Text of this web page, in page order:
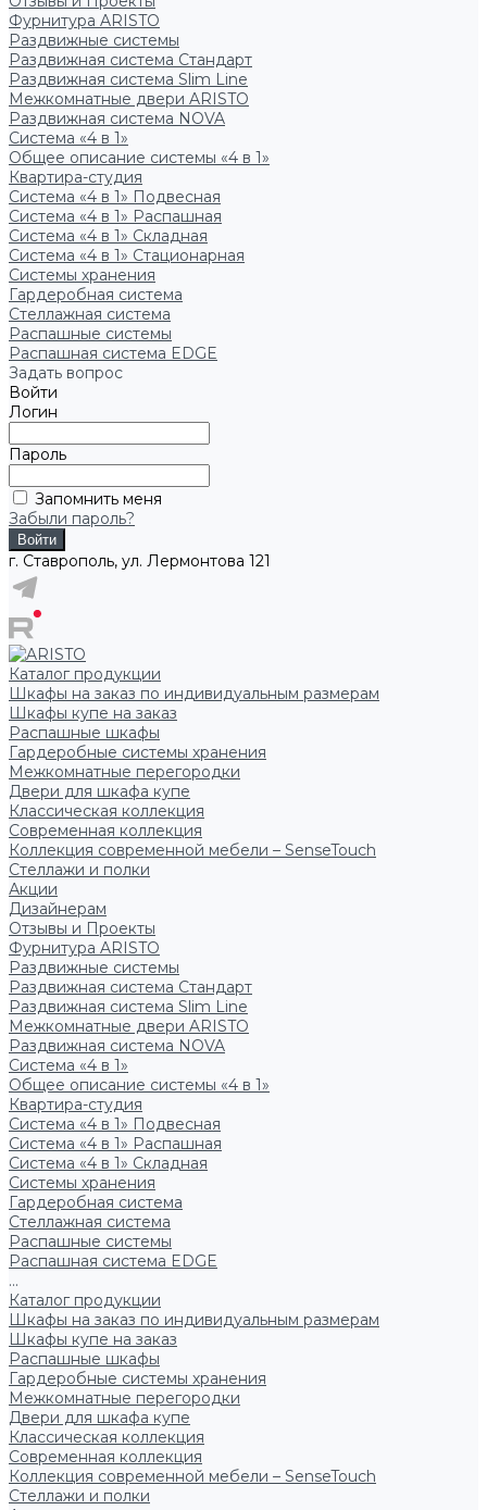
Фурнитура ARISTO
Раздвижные системы
Раздвижная система Стандарт
Раздвижная система Slim Line
Межкомнатные двери ARISTO
Раздвижная система NOVA
Система «4 в 1»
Общее описание системы «4 в 1»
Квартира-студия
Система «4 в 1» Подвесная
Система «4 в 1» Распашная
Система «4 в 1» Складная
Система «4 в 1» Стационарная
Системы хранения
Гардеробная система
Стеллажная система
Распашные системы
Распашная система EDGE
Задать вопрос
Войти
Логин
Пароль
Запомнить меня
Забыли пароль?
г. Ставрополь, ул. Лермонтова 121
Каталог продукции
Шкафы на заказ по индивидуальным размерам
Шкафы купе на заказ
Распашные шкафы
Гардеробные системы хранения
Межкомнатные перегородки
Двери для шкафа купе
Классическая коллекция
Современная коллекция
Коллекция современной мебели – SenseTouch
Стеллажи и полки
Акции
Дизайнерам
Отзывы и Проекты
Фурнитура ARISTO
Раздвижные системы
Раздвижная система Стандарт
Раздвижная система Slim Line
Межкомнатные двери ARISTO
Раздвижная система NOVA
Система «4 в 1»
Общее описание системы «4 в 1»
Квартира-студия
Система «4 в 1» Подвесная
Система «4 в 1» Распашная
Система «4 в 1» Складная
Системы хранения
Гардеробная система
Стеллажная система
Распашные системы
Распашная система EDGE
...
Каталог продукции
Шкафы на заказ по индивидуальным размерам
Шкафы купе на заказ
Распашные шкафы
Гардеробные системы хранения
Межкомнатные перегородки
Двери для шкафа купе
Классическая коллекция
Современная коллекция
Коллекция современной мебели – SenseTouch
Стеллажи и полки